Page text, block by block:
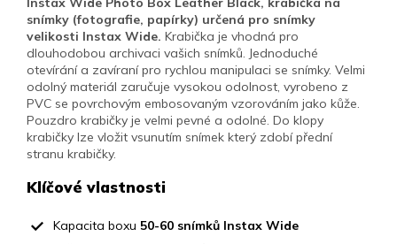
snímky (fotografie, papírky) určená pro snímky
velikosti Instax Wide. Krabička je vhodná pro
dlouhodobou archivaci vašich snímků. Jednoduché
otevírání a zavíraní pro rychlou manipulaci se snímky. Velmi
odolný materiál zaručuje vysokou odolnost, vyrobeno z
PVC se povrchovým embosovaným vzorováním jako kůže.
Pouzdro krabičky je velmi pevné a odolné. Do klopy
krabičky lze vložit vsunutím snímek který zdobí přední
stranu krabičky.
Klíčové vlastnosti
Kapacita boxu 50-60 snímků Instax Wide